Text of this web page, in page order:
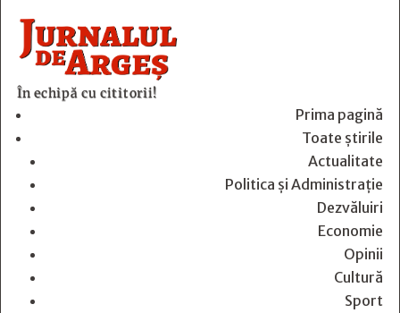
În echipă cu cititorii!
Prima pagină
Toate știrile
Actualitate
Politica și Administrație
Dezvăluiri
Economie
Opinii
Cultură
Sport